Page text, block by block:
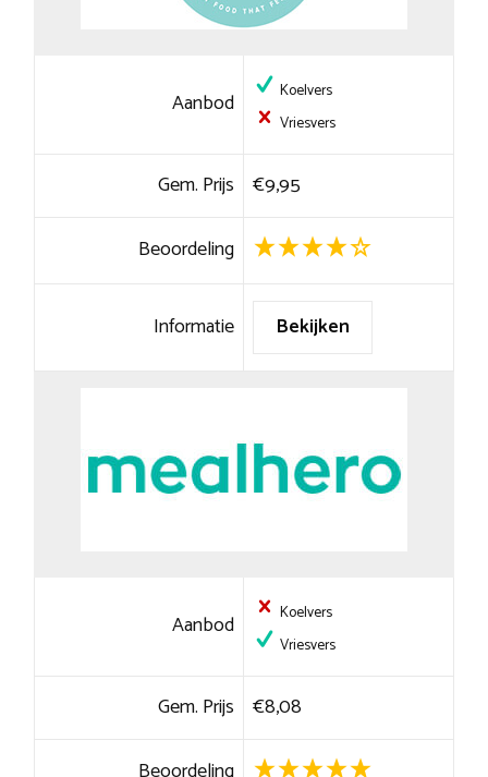
Aanbod
Koelvers
Vriesvers
Gem. Prijs €9,95
Beoordeling
Informatie Bekijken
Aanbod
Koelvers
Vriesvers
Gem. Prijs €8,08